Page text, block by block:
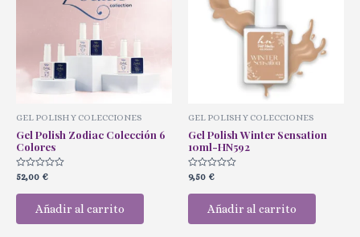
GEL POLISH Y COLECCIONES
Gel Polish Zodiac Colección 6
Colores
Valorado
con
0
52,00 €
Añadir al carrito
GEL POLISH Y COLECCIONES
Gel Polish Winter Sensation
10ml-HN592
Valorado
con
0
9,50 €
Añadir al carrito